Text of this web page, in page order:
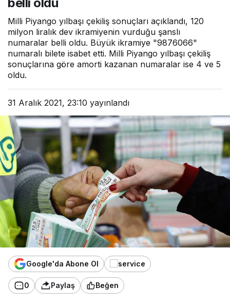
arı belli
Milli Piyango yılbaşı çekiliş sonuçları açıklandı, 120
milyon liralık dev ikramiyenin vurduğu şanslı
numaralar belli oldu. Büyük ikramiye "9876066"
numaralı bilete isabet etti. Milli Piyango yılbaşı çekiliş
sonuçlarına göre amorti kazanan numaralar ise 4 ve 5
oldu.
31 Aralık 2021, 23:10 yayınlandı
Google'da Abone Ol
0 Paylaş Beğen